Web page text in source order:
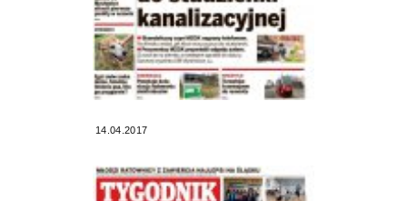
14.04.2017